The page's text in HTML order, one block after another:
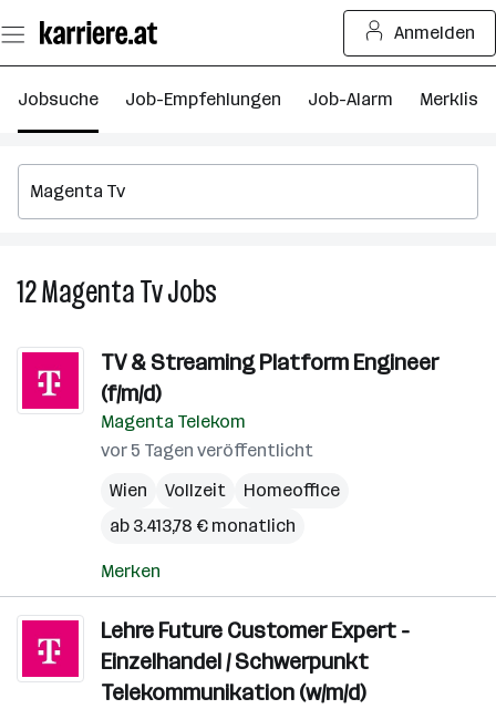
Seiteninhalt
springen
Anmelden
Jobsuche Job-Empfehlungen Job-Alarm Merkliste
12Magenta TvJobs
Jobs
TV & Streaming Platform Engineer
(f/m/d)
Magenta Telekom
vor 5 Tagen veröffentlicht
Wien
Vollzeit
Homeoffice
ab 3.413,78 € monatlich
Merken
Lehre Future Customer Expert -
Einzelhandel / Schwerpunkt
Telekommunikation (w/m/d)